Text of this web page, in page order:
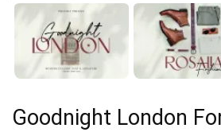
Goodnight London